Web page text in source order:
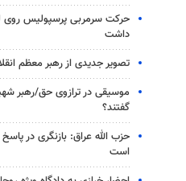
حرکت سرمربی پرسپولیس روی
داشت
تصویر جدیدی از رهبر معظم
موسیقی در ترازوی حق/رهبر
گفتند؟
حزب الله عراق: بازنگری در
است